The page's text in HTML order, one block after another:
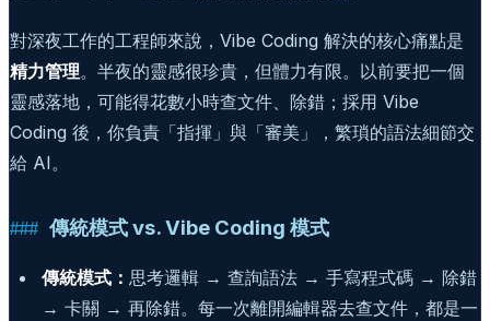
對深夜工作的工程師來說，Vibe Coding 解決的核心痛點是
精力管理。半夜的靈感很珍貴，但體力有限。以前要把一個
靈感落地，可能得花數小時查文件、除錯；採用 Vibe
Coding 後，你負責「指揮」與「審美」，繁瑣的語法細節交
給 AI。
傳統模式 vs. Vibe Coding 模式
傳統模式： 思考邏輯 → 查詢語法 → 手寫程式碼 → 除錯
→ 卡關 → 再除錯。每一次離開編輯器去查文件，都是一